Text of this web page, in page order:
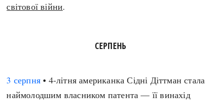
світової війни.
СЕРПЕНЬ
3 серпня • 4-літня американка Сідні Діттман стала
наймолодшим власником патента — її винахід